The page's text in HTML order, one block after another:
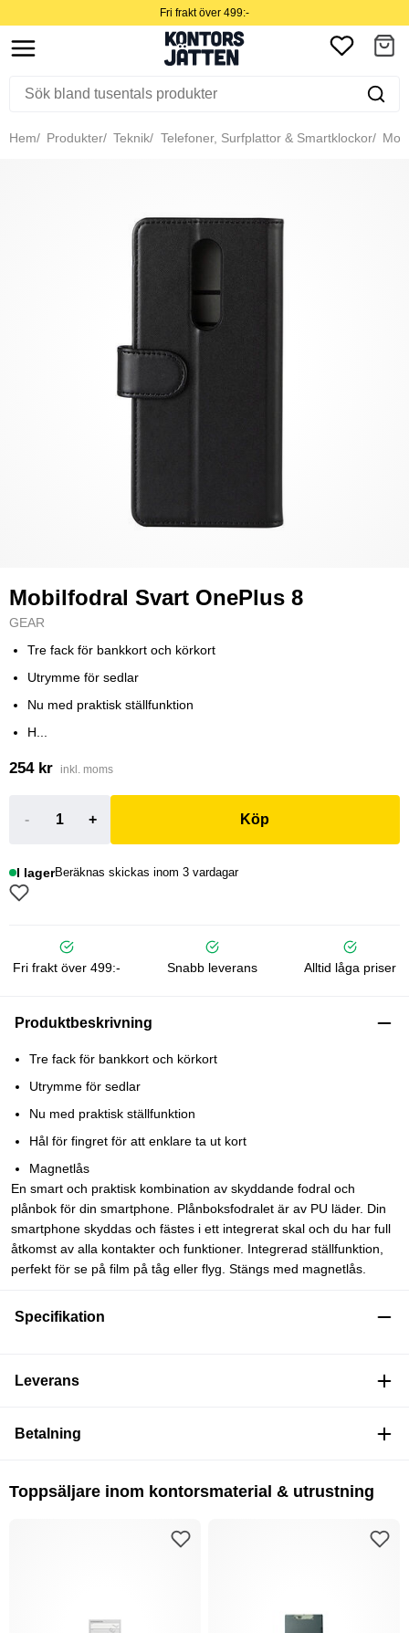
Fri frakt över 499:-
Hem Produkter Teknik Telefoner, Surfplattor & Smartklockor
Mobilfodral Svart OnePlus 8
GEAR
Tre fack för bankkort och körkort
Utrymme för sedlar
Nu med praktisk ställfunktion
H...
254 kr inkl. moms
- + Köp
I lagerBeräknas skickas inom 3 vardagar
Fri frakt över 499:- Snabb leverans Alltid låga priser
Produktbeskrivning
Tre fack för bankkort och körkort
Utrymme för sedlar
Nu med praktisk ställfunktion
Hål för fingret för att enklare ta ut kort
Magnetlås
En smart och praktisk kombination av skyddande fodral och
plånbok för din smartphone. Plånboksfodralet är av PU läder. Din
smartphone skyddas och fästes i ett integrerat skal och du har full
åtkomst av alla kontakter och funktioner. Integrerad ställfunktion,
perfekt för se på film på tåg eller flyg. Stängs med magnetlås.
Specifikation
Leverans
Betalning
Toppsäljare inom kontorsmaterial & utrustning